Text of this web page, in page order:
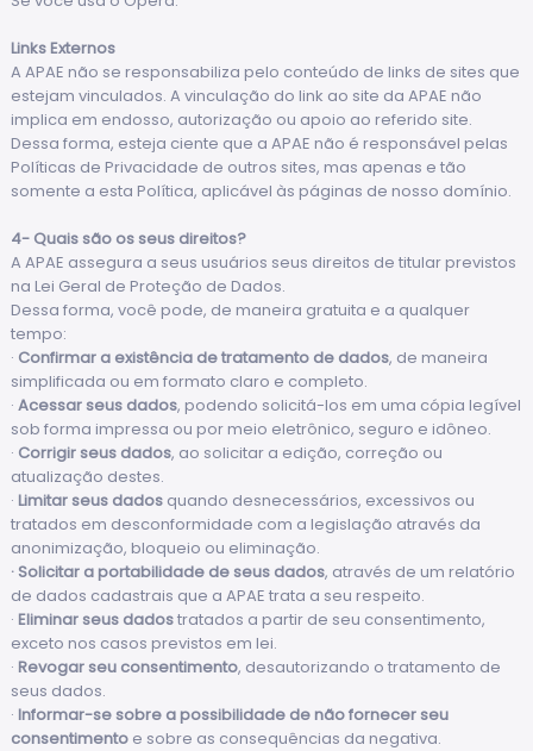
Links Externos
A APAE não se responsabiliza pelo conteúdo de links de sites que
estejam vinculados. A vinculação do link ao site da APAE não
implica em endosso, autorização ou apoio ao referido site.
Dessa forma, esteja ciente que a APAE não é responsável pelas
Políticas de Privacidade de outros sites, mas apenas e tão
somente a esta Política, aplicável às páginas de nosso domínio.
4- Quais são os seus direitos?
A APAE assegura a seus usuários seus direitos de titular previstos
na Lei Geral de Proteção de Dados.
Dessa forma, você pode, de maneira gratuita e a qualquer
tempo:
· Confirmar a existência de tratamento de dados, de maneira
simplificada ou em formato claro e completo.
· Acessar seus dados, podendo solicitá-los em uma cópia legível
sob forma impressa ou por meio eletrônico, seguro e idôneo.
· Corrigir seus dados, ao solicitar a edição, correção ou
atualização destes.
· Limitar seus dados quando desnecessários, excessivos ou
tratados em desconformidade com a legislação através da
anonimização, bloqueio ou eliminação.
·Solicitar a portabilidade de seus dados, através de um relatório
de dados cadastrais que a APAE trata a seu respeito.
· Eliminar seus dadostratados a partir de seu consentimento,
exceto nos casos previstos em lei.
· Revogar seu consentimento, desautorizando o tratamento de
seus dados.
· Informar-se sobre a possibilidade de não fornecer seu
consentimentoe sobre as consequências da negativa.